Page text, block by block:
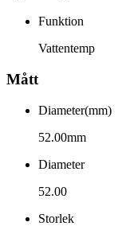
Funktion
Vattentemp
Mått
Diameter(mm)
52.00mm
Diameter
52.00
Storlek